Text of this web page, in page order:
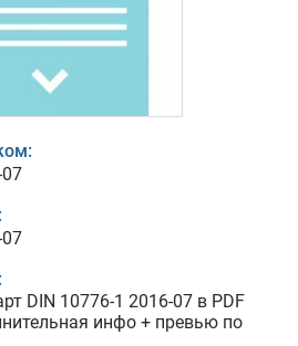
DIN 10776-1 2016-07 в PDF
инфо + превью по